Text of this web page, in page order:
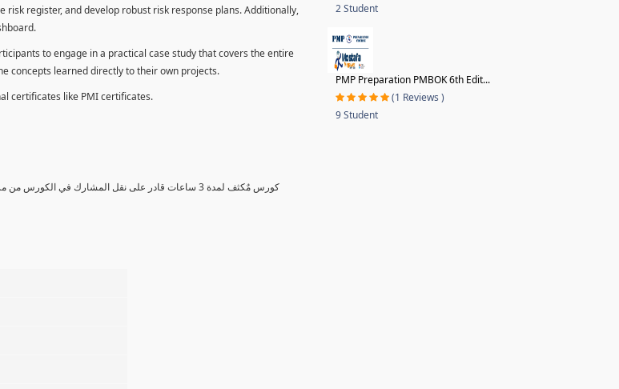
register, and develop robust risk response plans. Additionally,
to engage in a practical case study that covers the entire
concepts learned directly to their own projects.
certificates like PMI certificates.
كورس مٌكثف لمدة 3 ساعات قادر على نقل المشارك في
2 Student
PMP Preparation PMBOK 6th Edit...
(1 Reviews )
9 Student